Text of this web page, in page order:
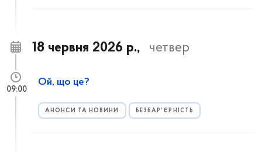
18 червня 2026 р., четвер
Ой, що це?
АНОНСИ ТА НОВИНИ БЕЗБАР’ЄРНІСТЬ
09:00